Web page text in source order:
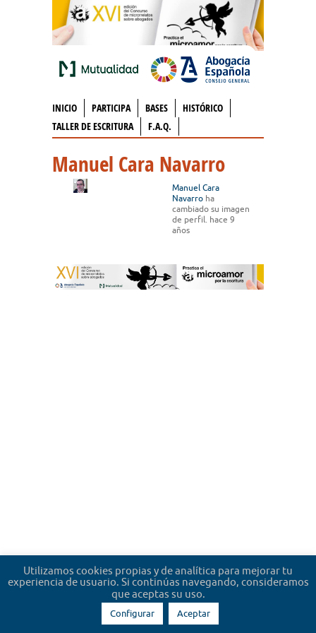
INICIO PARTICIPA BASES
HISTÓRICO
TALLER DE ESCRITURA
F.A.Q.
Manuel Cara Navarro
Manuel Cara
Navarro ha
cambiado su imagen
de perfil. hace 9
años
Utilizamos cookies propias y de analítica para mejorar tu
experiencia de usuario. Si continúas navegando, consideramos
que aceptas su uso.
Configurar Aceptar